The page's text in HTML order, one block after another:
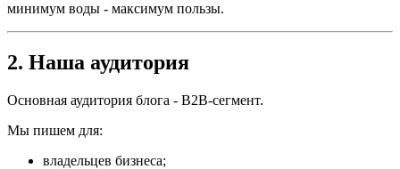
минимум воды - максимум пользы.
2. Наша аудитория
Основная аудитория блога - B2B-сегмент.
Мы пишем для:
владельцев бизнеса;